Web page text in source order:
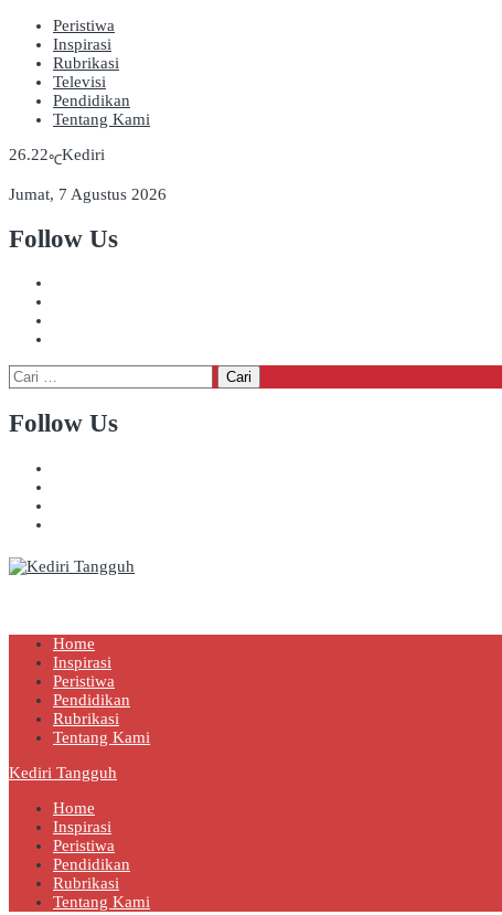
Peristiwa
Inspirasi
Rubrikasi
Televisi
Pendidikan
Tentang Kami
26.22℃Kediri
Jumat, 7 Agustus 2026
Follow Us
Cari
untuk:
Follow Us
Home
Inspirasi
Peristiwa
Pendidikan
Rubrikasi
Tentang Kami
Kediri Tangguh
Home
Inspirasi
Peristiwa
Pendidikan
Rubrikasi
Tentang Kami